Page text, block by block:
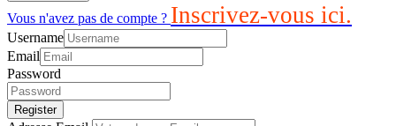
Vous n'avez pas de compte ? Inscrivez-vous ici.
Username
Email
Password
Register